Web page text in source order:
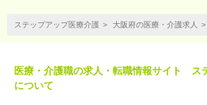
ステップアップ医療介護 大阪府の医療・介護求人
医療・介護職の求人・転職情報サイト ス
について